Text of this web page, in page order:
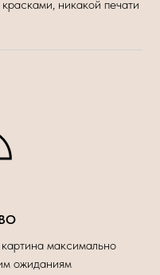
никакой печати
максимально
ожиданиям